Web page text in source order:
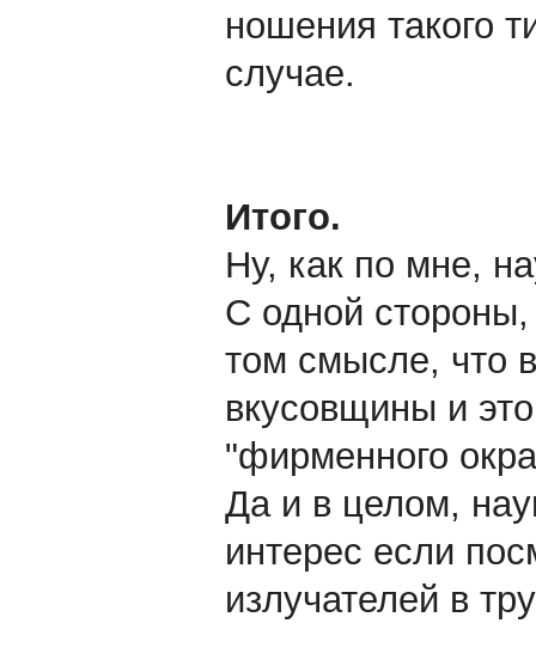
ношения такого
случае.
Итого.
Ну, как по мне,
С одной
том смысле, что
вкусовщины и
"фирменного
Да и в целом,
интерес если
излучателей в